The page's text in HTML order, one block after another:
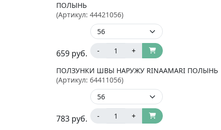
ПОЛЫНЬ
(Артикул: 44421056)
659 руб. - +
ПОЛЗУНКИ ШВЫ НАРУЖУ RINAAMARI ПОЛЫНЬ
(Артикул: 64411056)
783 руб. - +